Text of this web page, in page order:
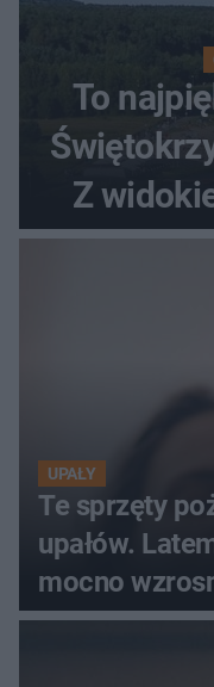
To
Z
szczyt
UPAŁY
Te sprzęty
upałów.
mocno